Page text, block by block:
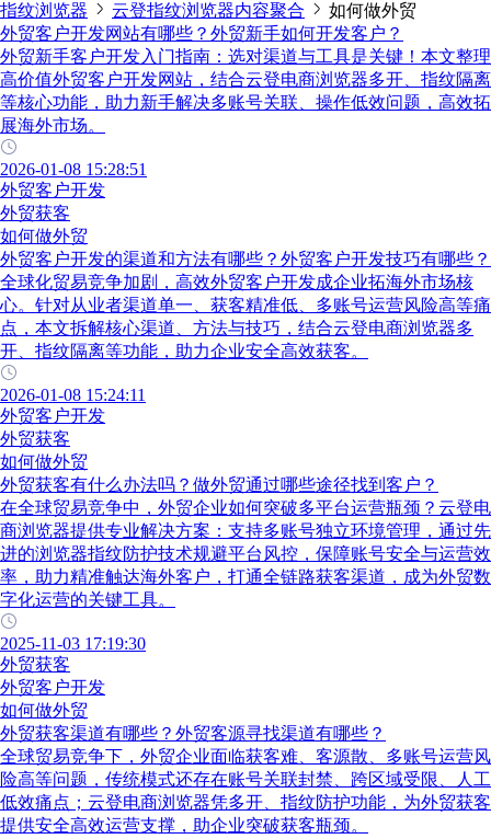
指纹浏览器 云登指纹浏览器内容聚合
如何做外贸
外贸客户开发网站有哪些？外贸新手如何开发客户？
外贸新手客户开发入门指南：选对渠道与工具是关键！本文整理
高价值外贸客户开发网站，结合云登电商浏览器多开、指纹隔离
等核心功能，助力新手解决多账号关联、操作低效问题，高效拓
展海外市场。
2026-01-08 15:28:51
外贸客户开发
外贸获客
如何做外贸
外贸客户开发的渠道和方法有哪些？外贸客户开发技巧有哪些？
全球化贸易竞争加剧，高效外贸客户开发成企业拓海外市场核
心。针对从业者渠道单一、获客精准低、多账号运营风险高等痛
点，本文拆解核心渠道、方法与技巧，结合云登电商浏览器多
开、指纹隔离等功能，助力企业安全高效获客。
2026-01-08 15:24:11
外贸客户开发
外贸获客
如何做外贸
外贸获客有什么办法吗？做外贸通过哪些途径找到客户？
在全球贸易竞争中，外贸企业如何突破多平台运营瓶颈？云登电
商浏览器提供专业解决方案：支持多账号独立环境管理，通过先
进的浏览器指纹防护技术规避平台风控，保障账号安全与运营效
率，助力精准触达海外客户，打通全链路获客渠道，成为外贸数
字化运营的关键工具。
2025-11-03 17:19:30
外贸获客
外贸客户开发
如何做外贸
外贸获客渠道有哪些？外贸客源寻找渠道有哪些？
全球贸易竞争下，外贸企业面临获客难、客源散、多账号运营风
险高等问题，传统模式还存在账号关联封禁、跨区域受限、人工
低效痛点；云登电商浏览器凭多开、指纹防护功能，为外贸获客
提供安全高效运营支撑，助企业突破获客瓶颈。